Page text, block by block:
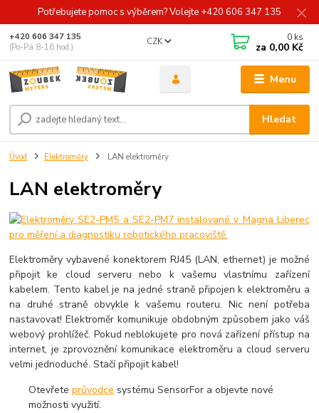
Potřebujete pomoc s výběrem? Volejte +420 606 347 135
Menu
CZK
Hledat
+420 606 347 135
(Po-Pá 8-16 hod.)
0 ks
za 0,00 Kč
Úvod Elektroměry LAN elektroměry
LAN elektroměry
Elektroměry vybavené konektorem RJ45 (LAN, ethernet) je možné
připojit ke cloud serveru nebo k vašemu vlastnímu zařízení
kabelem. Tento kabel je na jedné straně připojen k elektroměru a
na druhé straně obvykle k vašemu routeru. Nic není potřeba
nastavovat! Elektroměr komunikuje obdobným způsobem jako váš
webový prohlížeč. Pokud neblokujete pro nová zařízení přístup na
internet, je zprovoznění komunikace elektroměru a cloud serveru
velmi jednoduché. Stačí připojit kabel!
Otevřeteprůvodce systému SensorFor a objevte nové
možnosti využití.